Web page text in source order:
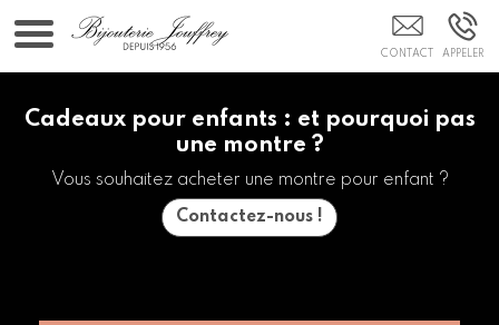
Cadeaux pour enfants : et pourquoi pas
une montre ?
Vous souhaitez acheter une montre pour enfant ?
Contactez-nous !